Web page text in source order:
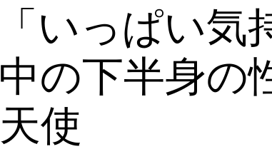
いっぱい気
の下半身の
使